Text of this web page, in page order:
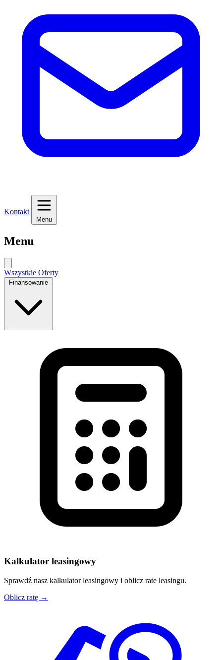
Kontakt
Menu
Menu
Wszystkie Oferty
Finansowanie
Kalkulator leasingowy
Sprawdź nasz kalkulator leasingowy i oblicz rate leasingu.
Oblicz ratę →